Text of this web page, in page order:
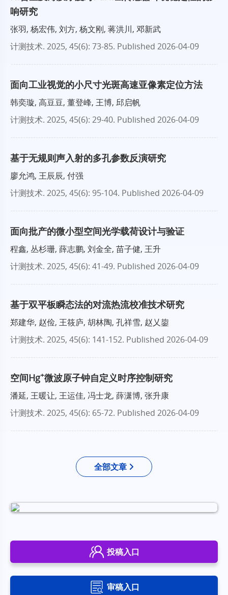
响研究
张羽, 杨宏伟, 刘方, 杨文刚, 蒋洪川, 邓新武
计测技术. 2025, 45(6): 73-85. Published 2026-04-09
面向工业视觉的小尺寸光斑高速亚像素定位方法
韩奕璇, 高豆豆, 董登峰, 王博, 邱启帆
计测技术. 2025, 45(6): 29-40. Published 2026-04-09
基于无规则声入射的多孔参数反演研究
廖允鸿, 王辰辰, 付强
计测技术. 2025, 45(6): 95-104. Published 2026-04-09
面向批产的微小型空间光学载荷设计与验证
程鑫, 丛杉珊, 薛志鹏, 刘金全, 苗子健, 王升
计测技术. 2025, 45(6): 41-49. Published 2026-04-09
基于双平板瞬态法的对流热流校准技术研究
郑建华, 赵俭, 王筱庐, 胡林陶, 孔祥雪, 赵乂鋆
计测技术. 2025, 45(6): 141-152. Published 2026-04-09
空间Hg+微波原子钟自定义时序控制研究
潘延, 王暖让, 王运佳, 冯士龙, 薛潇博, 张升康
计测技术. 2025, 45(6): 65-72. Published 2026-04-09
全部文章
投稿入口
审稿入口